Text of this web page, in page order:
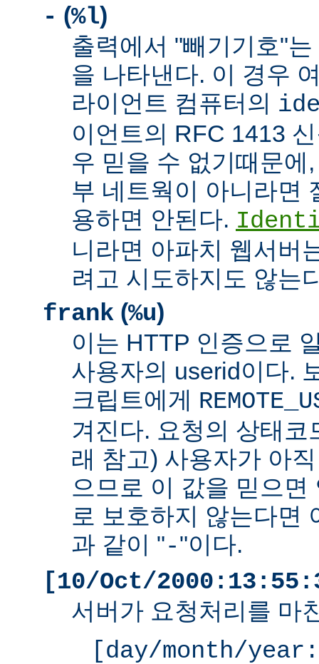
- (%l)
출력에서 "빼기기호"
을 나타낸다. 이 경우
라이언트 컴퓨터의
이언트의 RFC 1413
우 믿을 수 없기때문에
부 네트웍이 아니라면
용하면 안된다.
니라면 아파치 웹서버
려고 시도하지도 않는
frank (%u)
이는 HTTP 인증으로
사용자의 userid이다.
크립트에게
겨진다. 요청의 상태코
래 참고) 사용자가 아
으므로 이 값을 믿으면
로 보호하지 않는다면
과 같이 "-"이다.
[10/Oct/
서버가 요청처리를 마
[day/month/